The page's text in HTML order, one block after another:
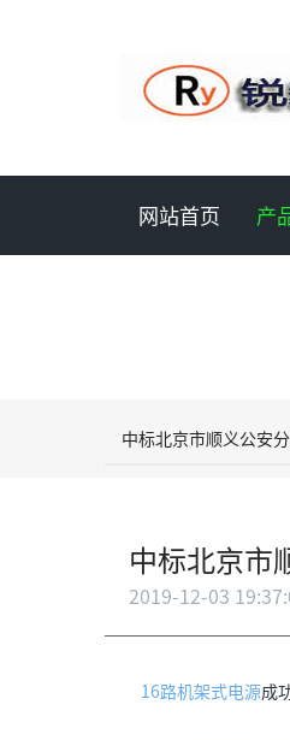
网站首页 产
中标北京市顺义公安
中标北京市
2019-12-03
16路机架式电源成